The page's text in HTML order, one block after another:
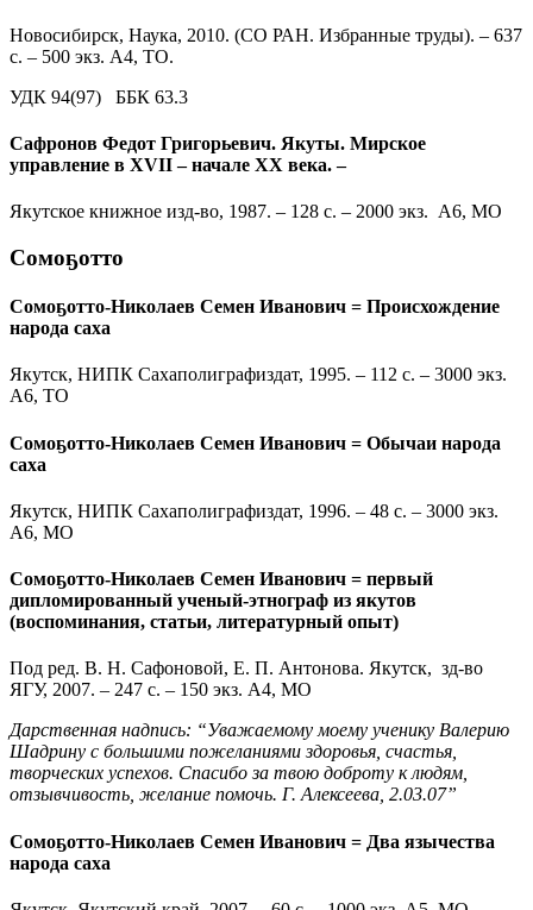
Новосибирск, Наука, 2010. (СО РАН. Избранные труды). – 637
с. – 500 экз. А4, ТО.
УДК 94(97) ББК 63.3
Сафронов Федот Григорьевич. Якуты. Мирское
управление в XVII – начале XX века. –
Якутское книжное изд-во, 1987. – 128 с. – 2000 экз. А6, МО
Сомоҕотто
Сомоҕотто-Николаев Семен Иванович = Происхождение
народа саха
Якутск, НИПК Сахаполиграфиздат, 1995. – 112 с. – 3000 экз.
А6, ТО
Сомоҕотто-Николаев Семен Иванович = Обычаи народа
саха
Якутск, НИПК Сахаполиграфиздат, 1996. – 48 с. – 3000 экз.
А6, МО
Сомоҕотто-Николаев Семен Иванович = первый
дипломированный ученый-этнограф из якутов
(воспоминания, статьи, литературный опыт)
Под ред. В. Н. Сафоновой, Е. П. Антонова. Якутск, зд-во
ЯГУ, 2007. – 247 с. – 150 экз. А4, МО
Дарственная надпись: “Уважаемому моему ученику Валерию
Шадрину с большими пожеланиями здоровья, счастья,
творческих успехов. Спасибо за твою доброту к людям,
отзывчивость, желание помочь. Г. Алексеева, 2.03.07”
Сомоҕотто-Николаев Семен Иванович = Два язычества
народа саха